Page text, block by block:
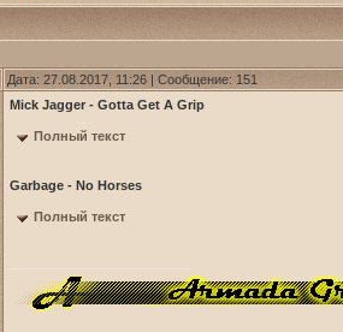
Дата: 27.08.2017, 11:26 | Сообщение: 151
Mick Jagger - Gotta Get A Grip
Полный текст
Garbage - No Horses
Полный текст